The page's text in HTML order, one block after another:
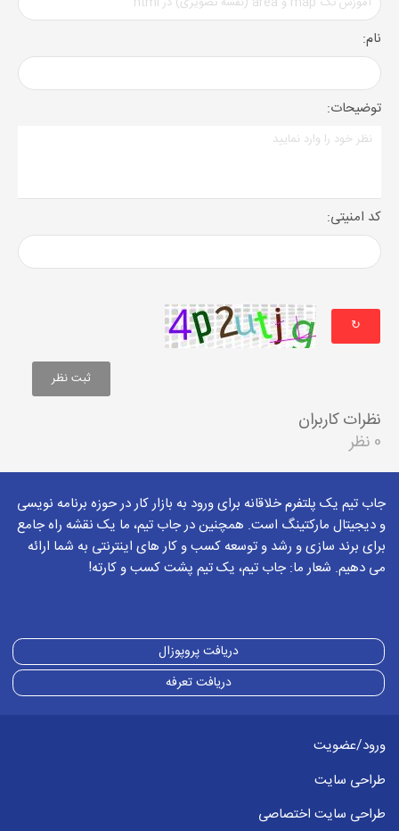
نام:
توضیحات:
کد امنیتی:
↻
نظرات کاربران
0 نظر
جاب تیم یک پلتفرم خلاقانه برای ورود به بازار کار در حوزه برنامه نویسی
و دیجیتال مارکتینگ است. همچنین در جاب تیم، ما یک نقشه راه جامع
برای برند سازی و رشد و توسعه کسب و کار های اینترنتی به شما ارائه
می دهیم. شعار ما: جاب تیم، یک تیم پشت کسب و کارته!
دریافت پروپوزال
دریافت تعرفه
ورود/عضویت
طراحی سایت
طراحی سایت اختصاصی